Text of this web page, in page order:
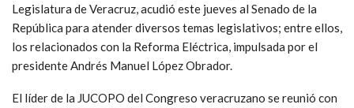
Legislatura de Veracruz, acudió este jueves al Senado de la
República para atender diversos temas legislativos; entre ellos,
los relacionados con la Reforma Eléctrica, impulsada por el
presidente Andrés Manuel López Obrador.
El líder de la JUCOPO del Congreso veracruzano se reunió con